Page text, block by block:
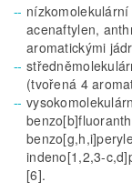
acenaftylen,
aromatickými
(tvořená 4
indeno[1,2,3-
[6].